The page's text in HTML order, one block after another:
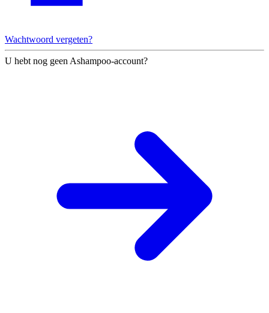
Wachtwoord vergeten?
U hebt nog geen Ashampoo-account?